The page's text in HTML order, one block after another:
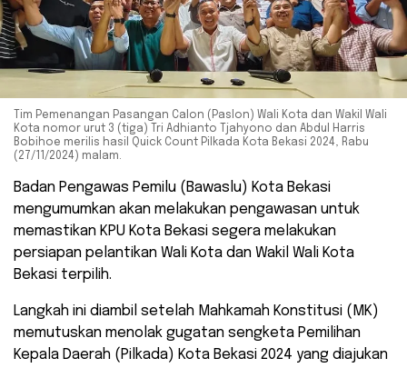
Tim Pemenangan Pasangan Calon (Paslon) Wali Kota dan Wakil Wali
Kota nomor urut 3 (tiga) Tri Adhianto Tjahyono dan Abdul Harris
Bobihoe merilis hasil Quick Count Pilkada Kota Bekasi 2024, Rabu
(27/11/2024) malam.
Badan Pengawas Pemilu (Bawaslu) Kota Bekasi
mengumumkan akan melakukan pengawasan untuk
memastikan KPU Kota Bekasi segera melakukan
persiapan pelantikan Wali Kota dan Wakil Wali Kota
Bekasi terpilih.
Langkah ini diambil setelah Mahkamah Konstitusi (MK)
memutuskan menolak gugatan sengketa Pemilihan
Kepala Daerah (Pilkada) Kota Bekasi 2024 yang diajukan